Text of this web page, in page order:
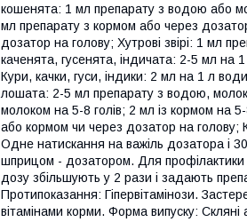
кошенята: 1 мл препарату з водою або
мл препарату з кормом або через
дозатор на голову; Хутрові звірі: 1 мл
каченята, гусенята, індичата: 2-5 мл на
Кури, качки, гуси, індики: 2 мл на 1 л
лошата: 2-5 мл препарату з водою,
молоком на 5-8 голів; 2 мл із кормом на
або кормом чи через дозатор на
Одне натискання на важіль дозатора і
шприцом - дозатором. Для профілактики
дозу збільшують у 2 рази і задають
Протипоказання: Гіпервітамінози.
вітамінами корми. Форма випуску: